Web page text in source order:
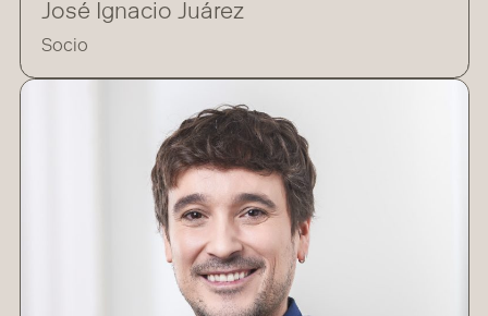
José Ignacio Juárez
Socio